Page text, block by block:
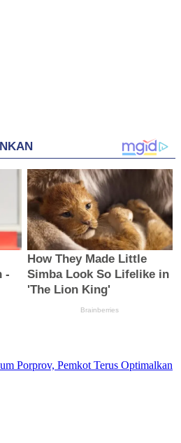
Porprov, Pemkot Terus Optimalkan